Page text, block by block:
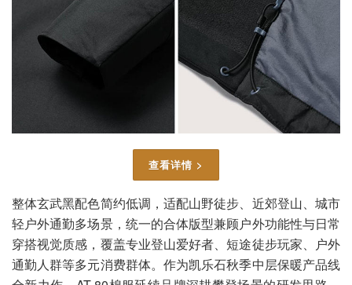
查看详情 >
整体玄武黑配色简约低调，适配山野徒步、近郊登山、城市
轻户外通勤多场景，统一的合体版型兼顾户外功能性与日常
穿搭视觉质感，覆盖专业登山爱好者、短途徒步玩家、户外
通勤人群等多元消费群体。作为凯乐石秋季中层保暖产品线